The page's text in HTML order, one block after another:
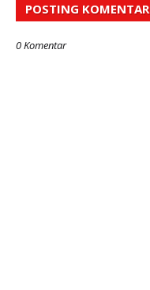
POSTING KOMENTAR
0 Komentar